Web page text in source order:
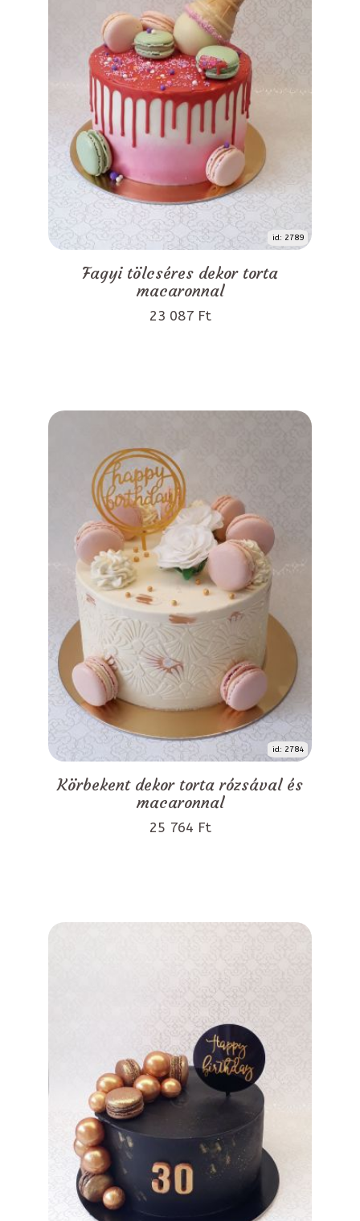
id: 2789
Fagyi tölcséres dekor torta
macaronnal
23 087 Ft
id: 2784
Körbekent dekor torta rózsával és
macaronnal
25 764 Ft